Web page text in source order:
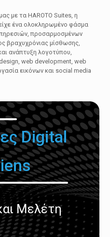
με τα HAROTO Suites, η
ένα ολοκληρωμένο φάσμα
προσαρμοσμένων
βραχυχρόνιας μίσθωσης,
ανάπτυξη λογοτύπου,
web development, web
εικόνων και social media
Digital
Μελέτη